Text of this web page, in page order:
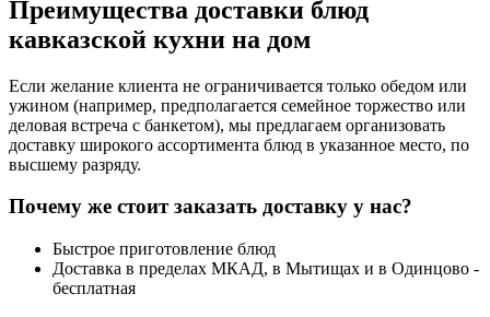
Преимущества доставки блюд
кавказской кухни на дом
Если желание клиента не ограничивается только обедом или
ужином (например, предполагается семейное торжество или
деловая встреча с банкетом), мы предлагаем организовать
доставку широкого ассортимента блюд в указанное место, по
высшему разряду.
Почему же стоит заказать доставку у нас?
Быстрое приготовление блюд
Доставка в пределах МКАД, в Мытищах и в Одинцово -
бесплатная